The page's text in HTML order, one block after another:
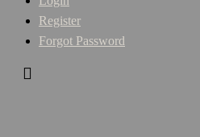
Register
Forgot Password